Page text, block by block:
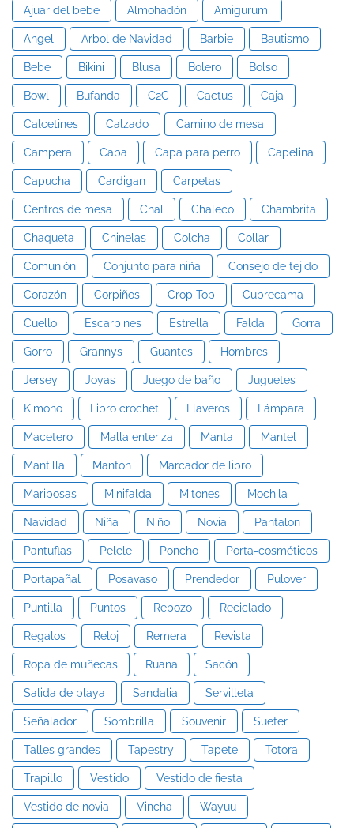
Ajuar del bebe Almohadón Amigurumi
Angel Arbol de Navidad Barbie Bautismo
Bebe Bikini Blusa Bolero Bolso
Bowl Bufanda C2C Cactus Caja
Calcetines Calzado Camino de mesa
Campera Capa Capa para perro Capelina
Capucha Cardigan Carpetas
Centros de mesa Chal Chaleco Chambrita
Chaqueta Chinelas Colcha Collar
Comunión Conjunto para niña Consejo de tejido
Corazón Corpiños Crop Top Cubrecama
Cuello Escarpines Estrella Falda Gorra
Gorro Grannys Guantes Hombres
Jersey Joyas Juego de baño Juguetes
Kimono Libro crochet Llaveros Lámpara
Macetero Malla enteriza Manta Mantel
Mantilla Mantón Marcador de libro
Mariposas Minifalda Mitones Mochila
Navidad Niña Niño Novia Pantalon
Pantuflas Pelele Poncho Porta-cosméticos
Portapañal Posavaso Prendedor Pulover
Puntilla Puntos Rebozo Reciclado
Regalos Reloj Remera Revista
Ropa de muñecas Ruana Sacón
Salida de playa Sandalia Servilleta
Señalador Sombrilla Souvenir Sueter
Talles grandes Tapestry Tapete Totora
Trapillo Vestido Vestido de fiesta
Vestido de novia Vincha Wayuu